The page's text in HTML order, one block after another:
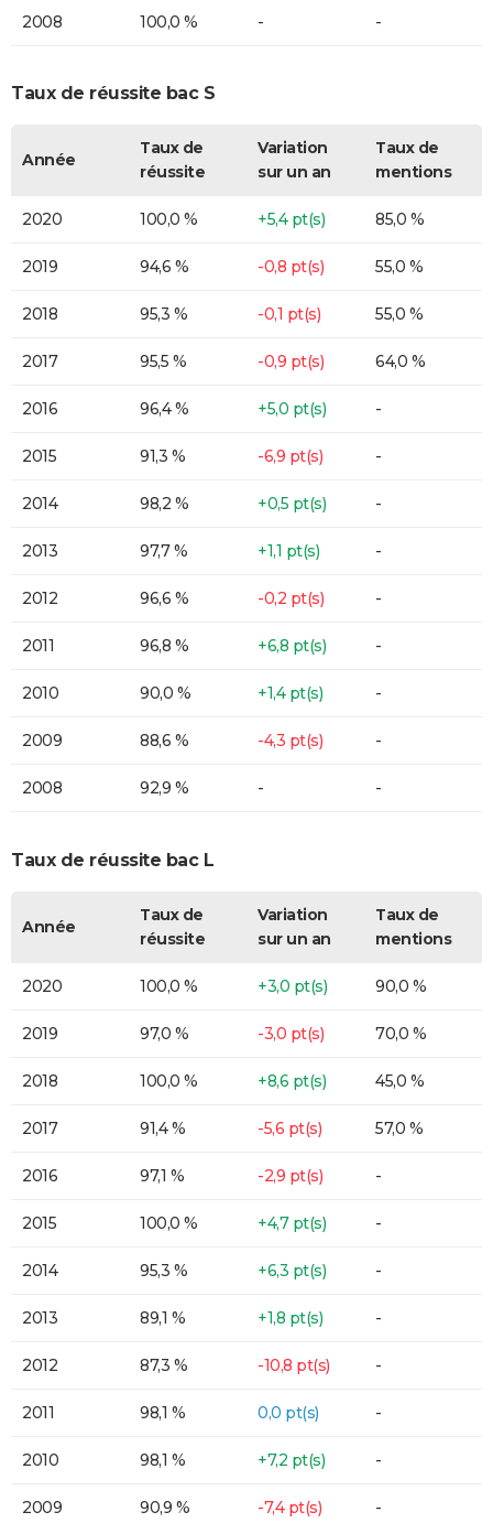
2008 100,0 % - -
Taux de réussite bac S
Année
Taux de
réussite
Variation
sur un an
Taux de
mentions
2020 100,0 % +5,4 pt(s) 85,0 %
2019 94,6 % -0,8 pt(s) 55,0 %
2018 95,3 % -0,1 pt(s) 55,0 %
2017 95,5 % -0,9 pt(s) 64,0 %
2016 96,4 % +5,0 pt(s) -
2015 91,3 % -6,9 pt(s) -
2014 98,2 % +0,5 pt(s) -
2013 97,7 % +1,1 pt(s) -
2012 96,6 % -0,2 pt(s) -
2011 96,8 % +6,8 pt(s) -
2010 90,0 % +1,4 pt(s) -
2009 88,6 % -4,3 pt(s) -
2008 92,9 % - -
Taux de réussite bac L
Année
Taux de
réussite
Variation
sur un an
Taux de
mentions
2020 100,0 % +3,0 pt(s) 90,0 %
2019 97,0 % -3,0 pt(s) 70,0 %
2018 100,0 % +8,6 pt(s) 45,0 %
2017 91,4 % -5,6 pt(s) 57,0 %
2016 97,1 % -2,9 pt(s) -
2015 100,0 % +4,7 pt(s) -
2014 95,3 % +6,3 pt(s) -
2013 89,1 % +1,8 pt(s) -
2012 87,3 % -10,8 pt(s) -
2011 98,1 % 0,0 pt(s) -
2010 98,1 % +7,2 pt(s) -
2009 90,9 % -7,4 pt(s) -